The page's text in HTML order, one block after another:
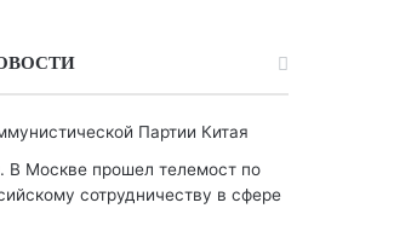
Партии Китая
В Москве прошел телемост по
сотрудничеству в сфере